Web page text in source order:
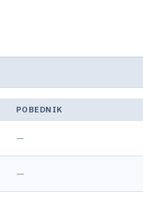
POBEDNIK
—
—